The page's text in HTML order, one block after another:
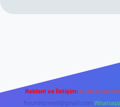
Reklam ve İletişim: E-mail:
forumhizmeti@gmail.com